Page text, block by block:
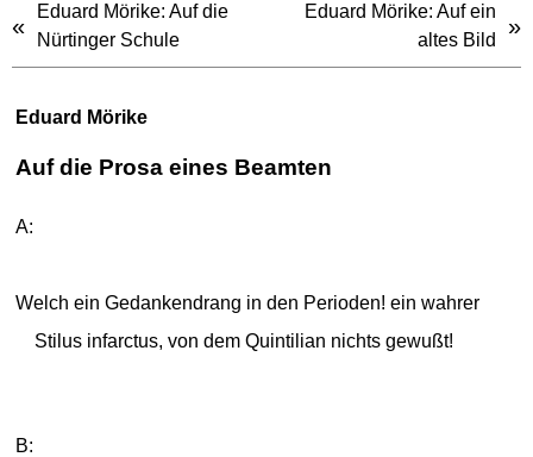
«
Eduard Mörike: Auf die
Nürtinger Schule
Eduard Mörike: Auf ein
altes Bild
»
Eduard Mörike
Auf die Prosa eines Beamten
A:
Welch ein Gedankendrang in den Perioden! ein wahrer
Stilus infarctus, von dem Quintilian nichts gewußt!
B: